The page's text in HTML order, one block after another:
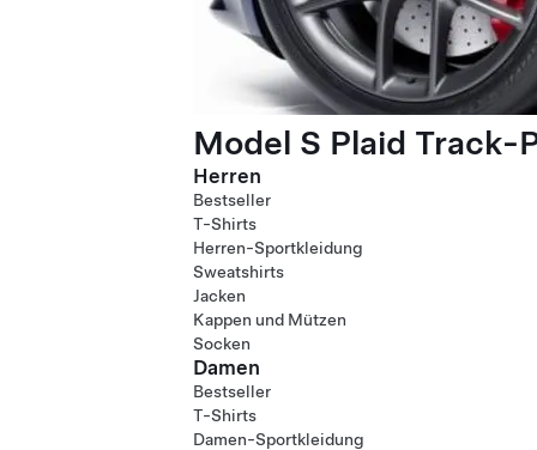
Model S Plaid Track-
Herren
Bestseller
T-Shirts
Herren-Sportkleidung
Sweatshirts
Jacken
Kappen und Mützen
Socken
Damen
Bestseller
T-Shirts
Damen-Sportkleidung